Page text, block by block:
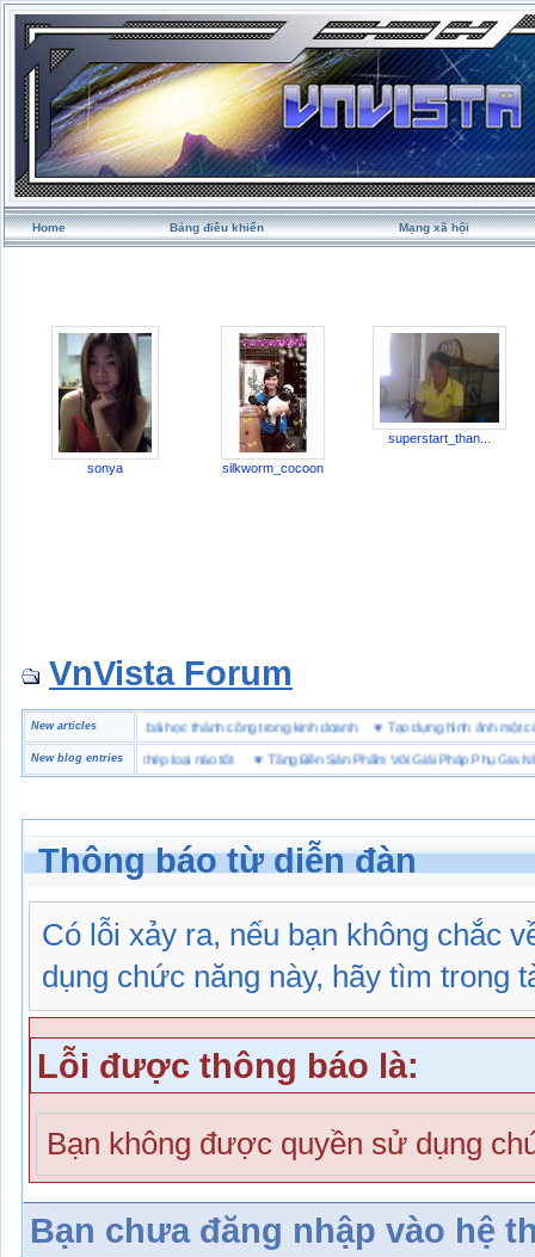
Home Bảng điều khiển Mạng xã hội
sonya silkworm_cocoon
superstart_than...
VnVista Forum
New articles
biệt” của Microsoft ♥4 bài học thành công trong kinh doanh ♥Tạo dựng hình ảnh
New blog entries
hộ lót Kevlar và lót thép loại nào tốt♥ Tăng Bền Sản Phẩm Với Giải Pháp Phụ Gia Nhựa
Thông báo từ diễn đàn
Có lỗi xảy ra, nếu bạn không chắc
dụng chức năng này, hãy tìm trong
Lỗi được thông báo là:
Bạn không được quyền sử dụng
Bạn chưa đăng nhập vào hệ